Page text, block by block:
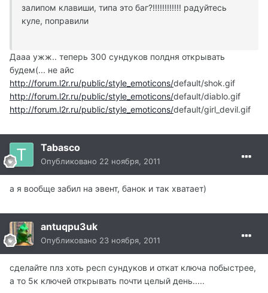
залипом клавиши, типа это баг?!!!!!!!!!!!! радуйтесь
куле, поправили
Дааа ужж.. теперь 300 сундуков полдня открывать
будем(... не айс
http://forum.l2r.ru/public/style_emoticons/default/shok.gif
http://forum.l2r.ru/public/style_emoticons/default/diablo.gif
http://forum.l2r.ru/public/style_emoticons/default/girl_devil.gif
Tabasco
Опубликовано 22 ноября, 2011
а я вообще забил на эвент, банок и так хватает)
antuqpu3uk
Опубликовано 23 ноября, 2011
сделайте плз хоть респ сундуков и откат ключа побыстрее,
а то 5к ключей открывать почти целый день.....